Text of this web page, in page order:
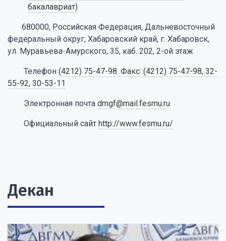
бакалавриат)
680000, Российская Федерация, Дальневосточный
федеральный округ, Хабаровский край, г. Хабаровск,
ул. Муравьева-Амурского, 35, каб. 202, 2-ой этаж
Телефон (4212) 75-47-98. Факс: (4212) 75-47-98, 32-
55-92, 30-53-11
Электронная почта dmgf@mail.fesmu.ru
Официальный сайт http://www.fesmu.ru/
Декан